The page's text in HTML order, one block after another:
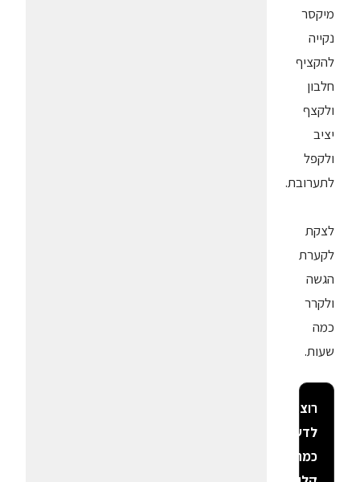
מיקסר
נקייה
להקציף
חלבון
ולקצף
יציב
ולקפל
לתערובת.
לצקת
לקערת
הגשה
ולקרר
כמה
שעות.
רוצה
לדעת
כמה